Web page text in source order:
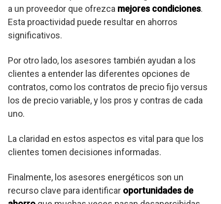
a un proveedor que ofrezca mejores condiciones.
Esta proactividad puede resultar en ahorros
significativos.
Por otro lado, los asesores también ayudan a los
clientes a entender las diferentes opciones de
contratos, como los contratos de precio fijo versus
los de precio variable, y los pros y contras de cada
uno.
La claridad en estos aspectos es vital para que los
clientes tomen decisiones informadas.
Finalmente, los asesores energéticos son un
recurso clave para identificar oportunidades de